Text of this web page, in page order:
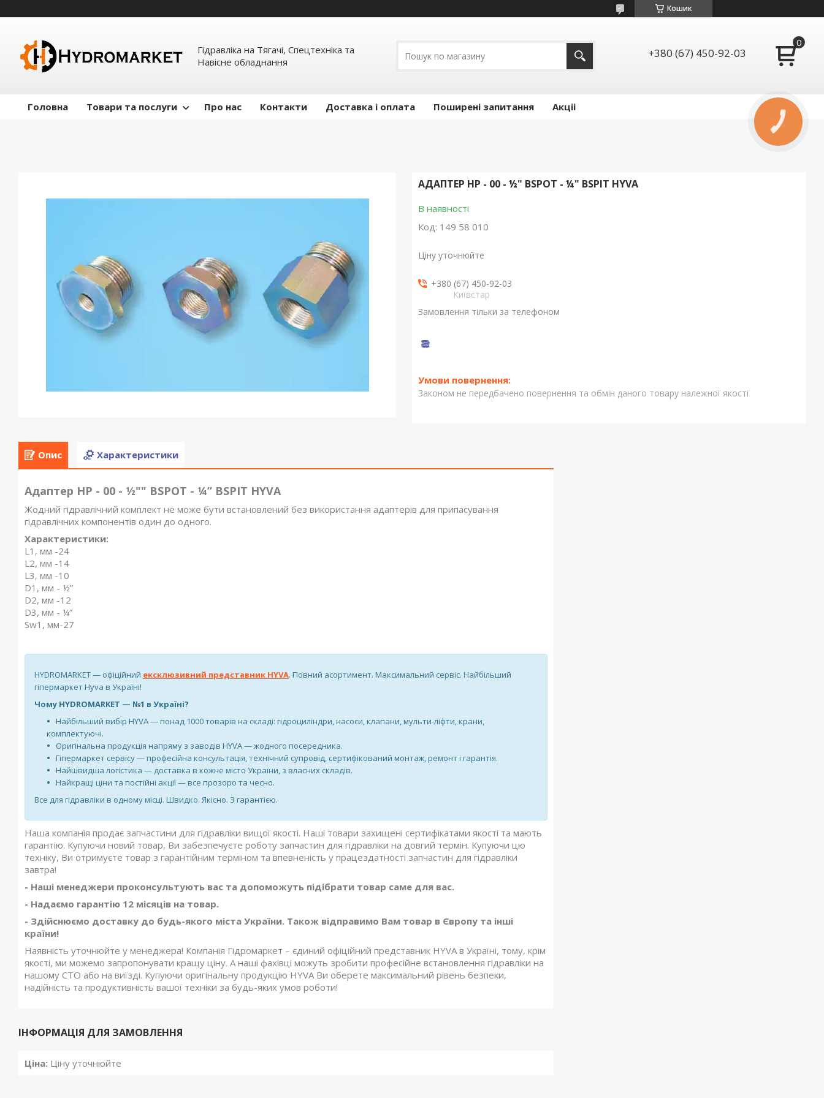
Кошик
Гідравліка на Тягачі, Спецтехніка та
Навісне обладнання
+380 (67) 450-92-03
Головна Товари та послуги Про нас Контакти Доставка і оплата Поширені запитання Акціі
АДАПТЕР HP - 00 - ½" BSPOT - ¼" BSPIT HYVA
В наявності
Код: 149 58 010
Ціну уточнюйте
+380 (67) 450-92-03
Київстар
Замовлення тільки за телефоном
Законом не передбачено повернення та обмін даного товару належної якості
Опис Характеристики
Адаптер HP - 00 - ½"" BSPOT - ¼” BSPIT HYVA
Жодний гідравлічний комплект не може бути встановлений без використання адаптерів для припасування
гідравлічних компонентів один до одного.
Характеристики:
L1, мм -24
L2, мм -14
L3, мм -10
D1, мм - ½”
D2, мм -12
D3, мм - ¼”
Sw1, мм-27
HYDROMARKET — офіційний ексклюзивний представник HYVA. Повний асортимент. Максимальний сервіс. Найбільший
гіпермаркет Hyva в Україні!
Чому HYDROMARKET — №1 в Україні?
Найбільший вибір HYVA — понад 1000 товарів на складі: гідроциліндри, насоси, клапани, мульти-ліфти, крани,
комплектуючі.
Оригінальна продукція напряму з заводів HYVA — жодного посередника.
Гіпермаркет сервісу — професійна консультація, технічний супровід, сертифікований монтаж, ремонт і гарантія.
Найшвидша логістика — доставка в кожне місто України, з власних складів.
Найкращі ціни та постійні акції — все прозоро та чесно.
Все для гідравліки в одному місці. Швидко. Якісно. З гарантією.
Наша компанія продає запчастини для гідравліки вищої якості. Наші товари захищені сертифікатами якості та мають
гарантію. Купуючи новий товар, Ви забезпечуєте роботу запчастин для гідравліки на довгий термін. Купуючи цю
техніку, Ви отримуєте товар з гарантійним терміном та впевненість у працездатності запчастин для гідравліки
завтра!
- Наші менеджери проконсультують вас та допоможуть підібрати товар саме для вас.
- Надаємо гарантію 12 місяців на товар.
- Здійснюємо доставку до будь-якого міста України. Також відправимо Вам товар в Європу та інші
країни!
Наявність уточнюйте у менеджера! Компанія Гідромаркет – єдиний офіційний представник HYVA в Україні, тому, крім
якості, ми можемо запропонувати кращу ціну. А наші фахівці можуть зробити професійне встановлення гідравліки на
нашому СТО або на виїзді. Купуючи оригінальну продукцію HYVA Ви оберете максимальний рівень безпеки,
надійність та продуктивність вашої техніки за будь-яких умов роботи!
ІНФОРМАЦІЯ ДЛЯ ЗАМОВЛЕННЯ
Ціна: Ціну уточнюйте
КНОПКА
ЗВ'ЯЗКУ